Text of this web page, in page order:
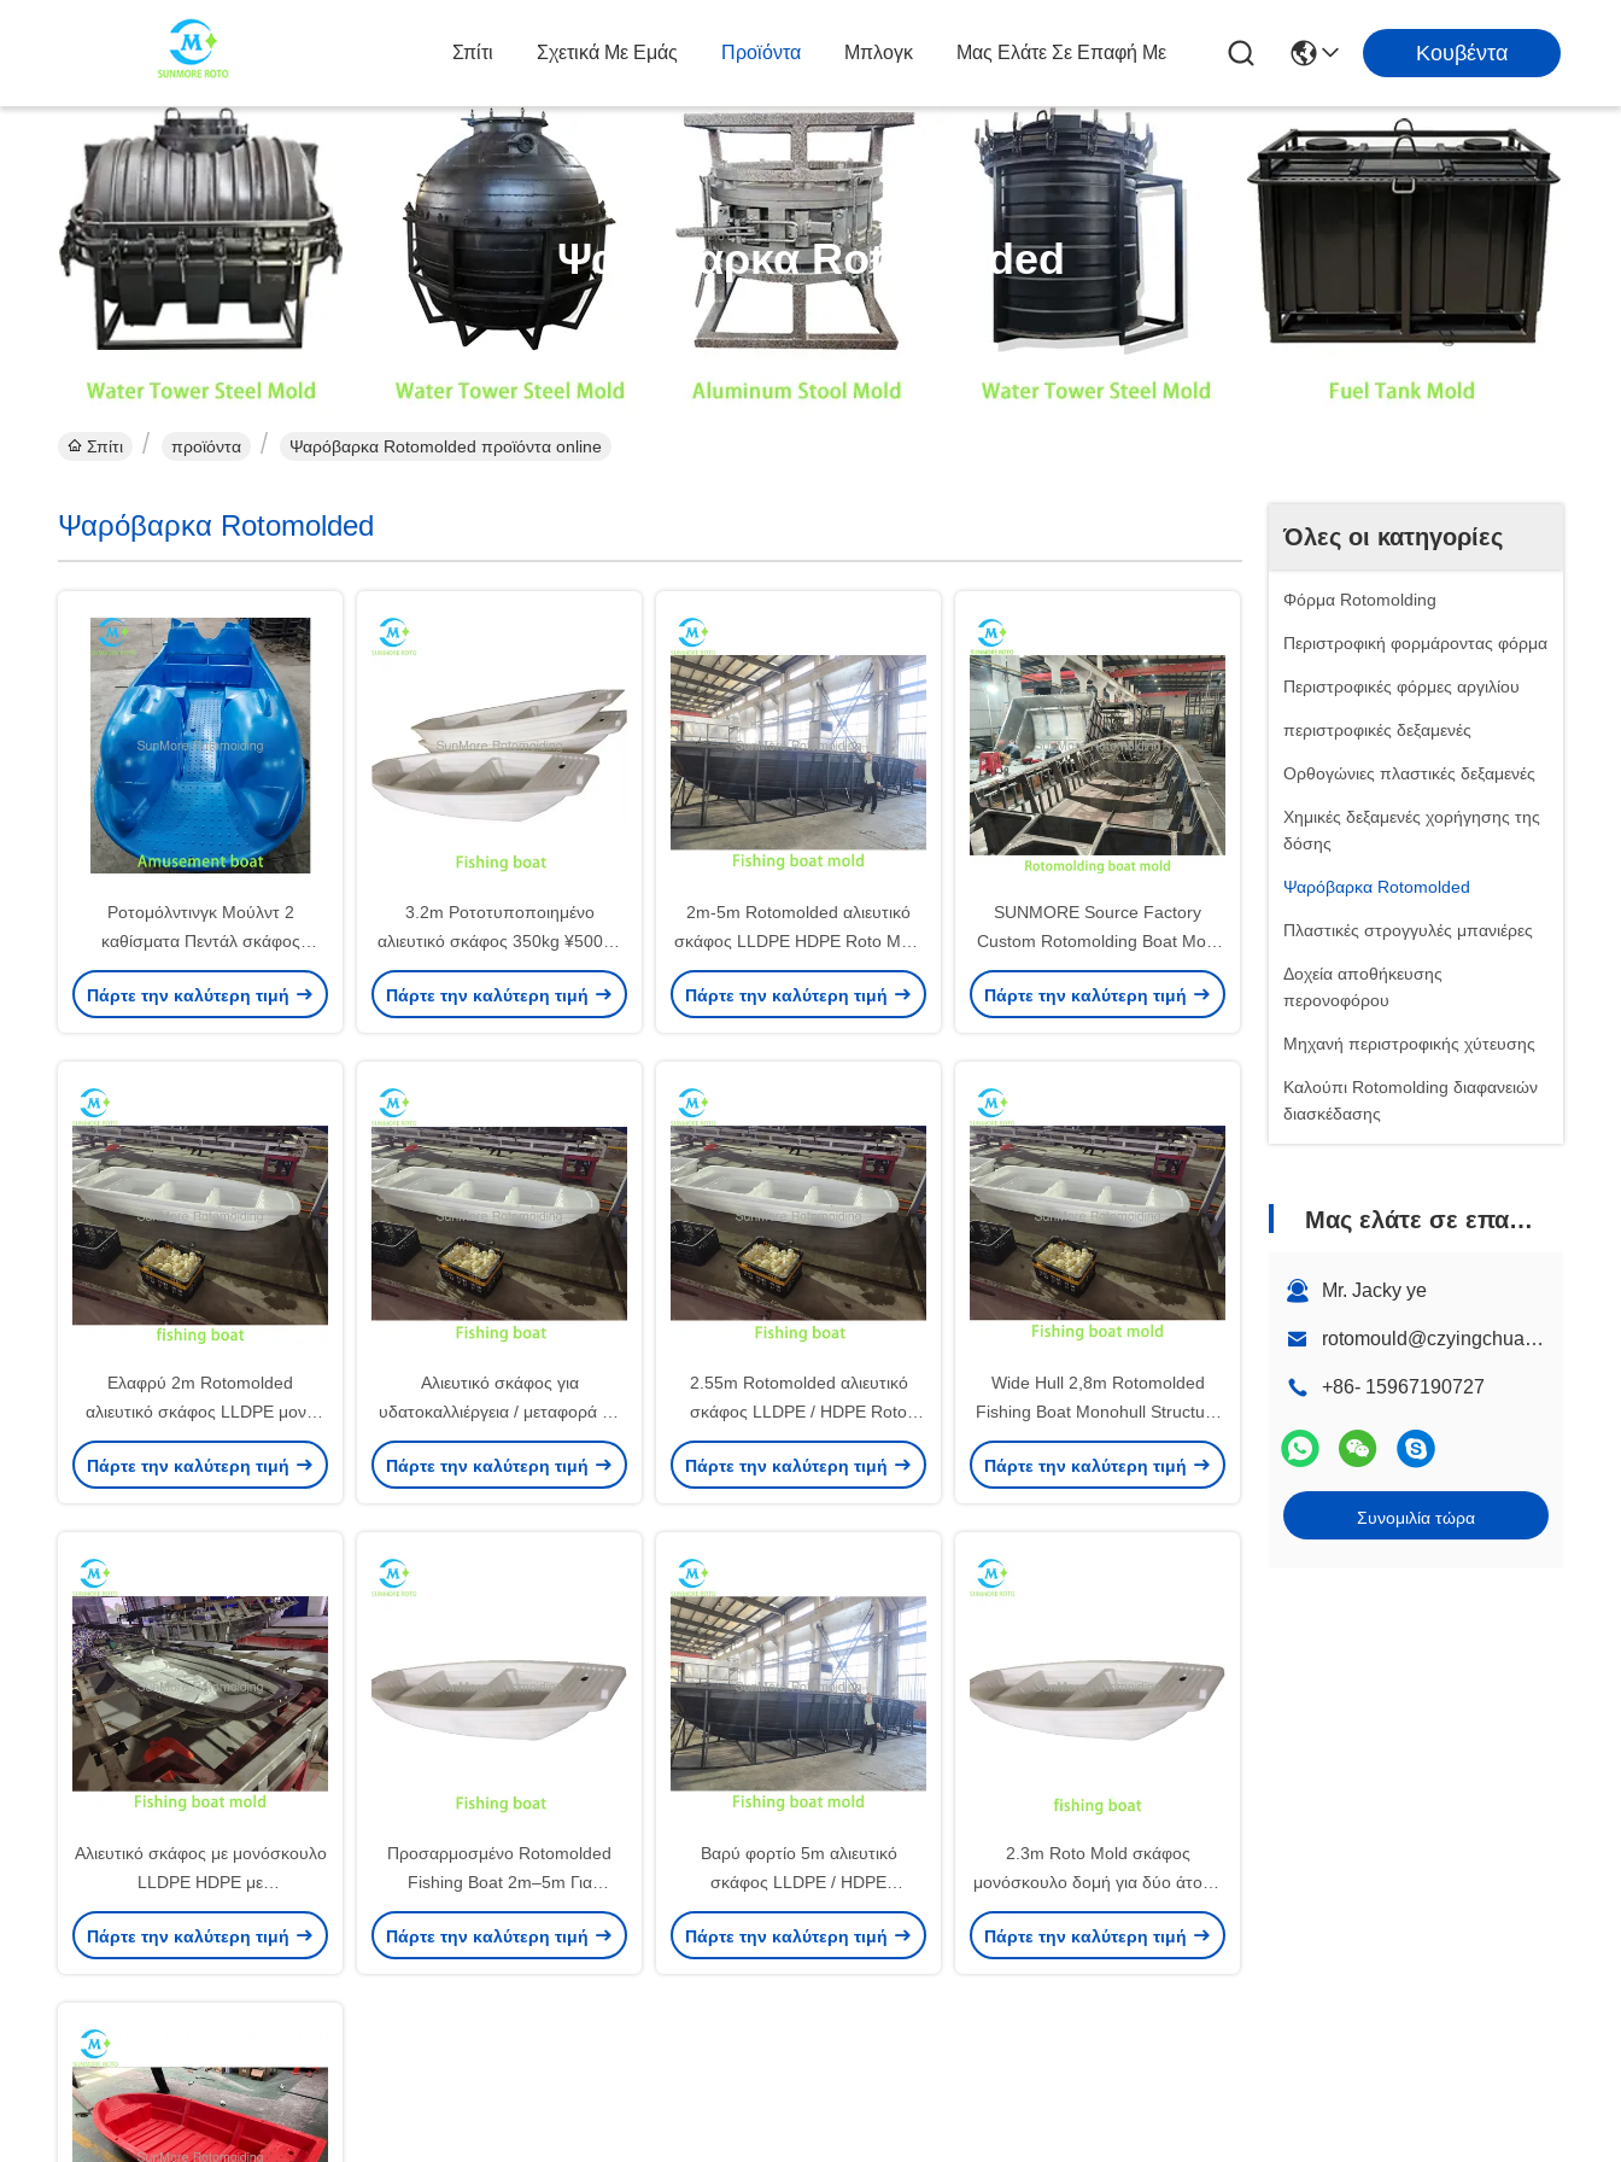
Σπίτι Σχετικά Με Εμάς Προϊόντα Μπλογκ Μας Ελάτε Σε Επαφή Με Κουβέντα
Ψαρόβαρκα Rotomolded
Σπίτι προϊόντα Ψαρόβαρκα Rotomolded προϊόντα online
Όλες οι κατηγορίες
Φόρμα Rotomolding
Περιστροφική φορμάροντας φόρμα
Περιστροφικές φόρμες αργιλίου
περιστροφικές δεξαμενές
Ορθογώνιες πλαστικές δεξαμενές
Χημικές δεξαμενές χορήγησης της
δόσης
Ψαρόβαρκα Rotomolded
Πλαστικές στρογγυλές μπανιέρες
Δοχεία αποθήκευσης
περονοφόρου
Μηχανή περιστροφικής χύτευσης
Καλούπι Rotomolding διαφανειών
διασκέδασης
Μας ελάτε σε επαφή με
Mr. Jacky ye
rotomould@czyingchuang.com
+86- 15967190727
Συνομιλία τώρα
Ψαρόβαρκα Rotomolded
Ροτομόλντινγκ Μούλντ 2
καθίσματα Πεντάλ σκάφος
ανθεκτικό πλαστικό σκάφος
διασκέδασης για το πάρκο νερού
Πάρτε την καλύτερη τιμή
3.2m Ροτοτυποποιημένο
αλιευτικό σκάφος 350kg ¥500kg
φορτίο Για εργασίες
υδατοκαλλιέργειας / μεταφορά
Πάρτε την καλύτερη τιμή
2m-5m Rotomolded αλιευτικό
σκάφος LLDPE HDPE Roto Mold
σκάφος για την υδατοκαλλιέργεια
Πάρτε την καλύτερη τιμή
SUNMORE Source Factory
Custom Rotomolding Boat Mold
for HDPE Plastic Fishing Boat
Πάρτε την καλύτερη τιμή
Ελαφρύ 2m Rotomolded
αλιευτικό σκάφος LLDPE μονό
άτομο σκάφος για
υδατοκαλλιέργεια / επιθεώρηση
Πάρτε την καλύτερη τιμή
Αλιευτικό σκάφος για
υδατοκαλλιέργεια / μεταφορά σε
λίμνη
Πάρτε την καλύτερη τιμή
2.55m Rotomolded αλιευτικό
σκάφος LLDPE / HDPE Roto
molded σκάφος με ζωντανή
δεξαμενή ψαριών
Πάρτε την καλύτερη τιμή
Wide Hull 2,8m Rotomolded
Fishing Boat Monohull Structure
for Aquaculture Operation
Πάρτε την καλύτερη τιμή
Αλιευτικό σκάφος με μονόσκουλο
LLDPE HDPE με
στρογγυλομόρφωση 2,5 μέτρα
για μεταφορές υδατοκαλλιέργειας
Πάρτε την καλύτερη τιμή
Προσαρμοσμένο Rotomolded
Fishing Boat 2m–5m Για
Υδατοκαλλιέργεια / Μεταφορά
Λίμνης
Πάρτε την καλύτερη τιμή
Βαρύ φορτίο 5m αλιευτικό
σκάφος LLDPE / HDPE
ενισχυμένο κύτος Rotomolded
σκάφος
Πάρτε την καλύτερη τιμή
2.3m Roto Mold σκάφος
μονόσκουλο δομή για δύο άτομα
λειτουργία
Πάρτε την καλύτερη τιμή